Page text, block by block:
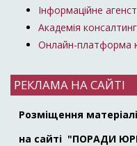
Інформаційне
Академія
Онлайн-платформа
РЕКЛАМА НА САЙТІ
Розміщення
на сайті "ПОРАДИ